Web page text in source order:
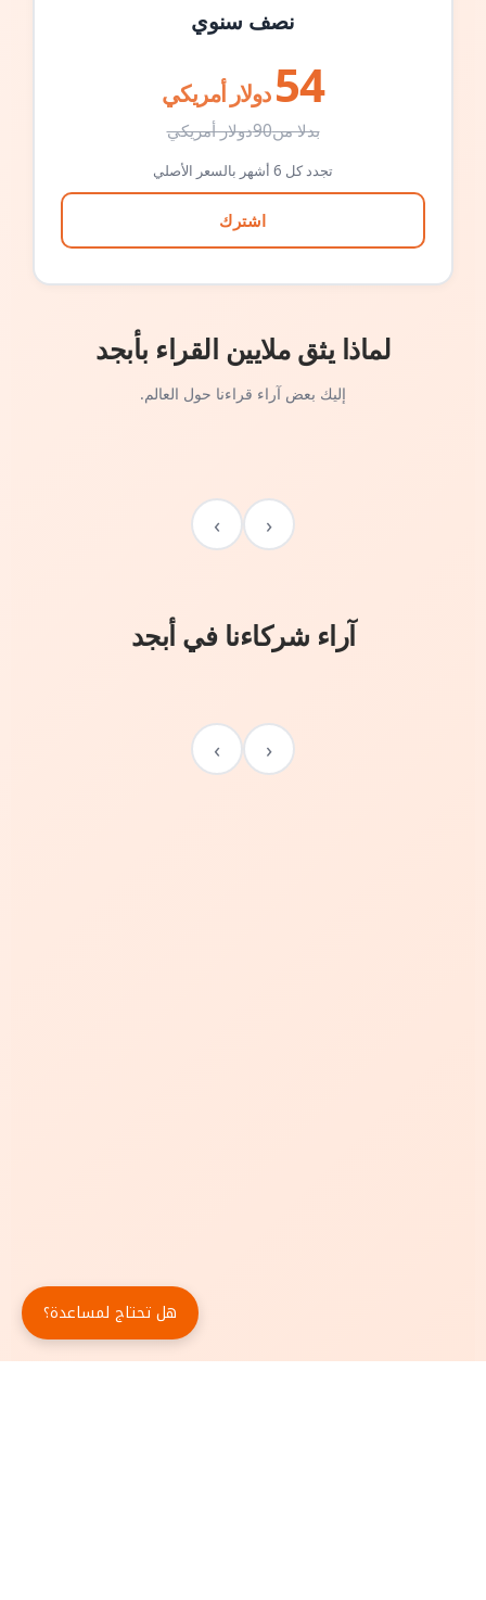
نصف سنوي
54 دولار أمريكي
بدلا من90دولار أمريكي
تجدد كل 6 أشهر بالسعر الأصلي
اشترك
لماذا يثق ملايين القراء بأبجد
إليك بعض آراء قراءنا حول العالم.
‹
›
آراء شركاءنا في أبجد
‹
›
هل تحتاج لمساعدة؟